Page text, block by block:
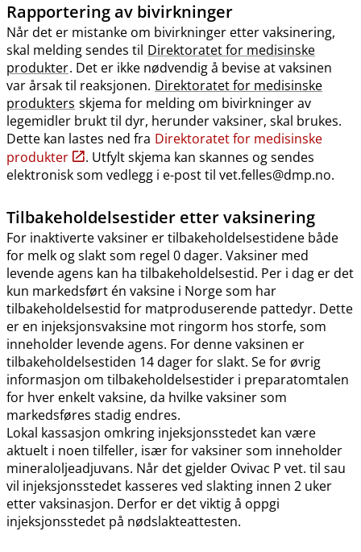
Rapportering av bivirkninger
Når det er mistanke om bivirkninger etter vaksinering,
skal melding sendes til Direktoratet for medisinske
produkter. Det er ikke nødvendig å bevise at vaksinen
var årsak til reaksjonen. Direktoratet for medisinske
produkters skjema for melding om bivirkninger av
legemidler brukt til dyr, herunder vaksiner, skal brukes.
Dette kan lastes ned fra Direktoratet for medisinske
produkter
. Utfylt skjema kan skannes og sendes
elektronisk som vedlegg i e-post til vet.felles@dmp.no.
Tilbakeholdelsestider etter vaksinering
For inaktiverte vaksiner er tilbakeholdelsestidene både
for melk og slakt som regel 0 dager. Vaksiner med
levende agens kan ha tilbakeholdelsestid. Per i dag er det
kun markedsført én vaksine i Norge som har
tilbakeholdelsestid for matproduserende pattedyr. Dette
er en injeksjonsvaksine mot ringorm hos storfe, som
inneholder levende agens. For denne vaksinen er
tilbakeholdelsestiden 14 dager for slakt. Se for øvrig
informasjon om tilbakeholdelsestider i preparatomtalen
for hver enkelt vaksine, da hvilke vaksiner som
markedsføres stadig endres.
Lokal kassasjon omkring injeksjonsstedet kan være
aktuelt i noen tilfeller, især for vaksiner som inneholder
mineraloljeadjuvans. Når det gjelder Ovivac P vet. til sau
vil injeksjonsstedet kasseres ved slakting innen 2 uker
etter vaksinasjon. Derfor er det viktig å oppgi
injeksjonsstedet på nødslakteattesten.